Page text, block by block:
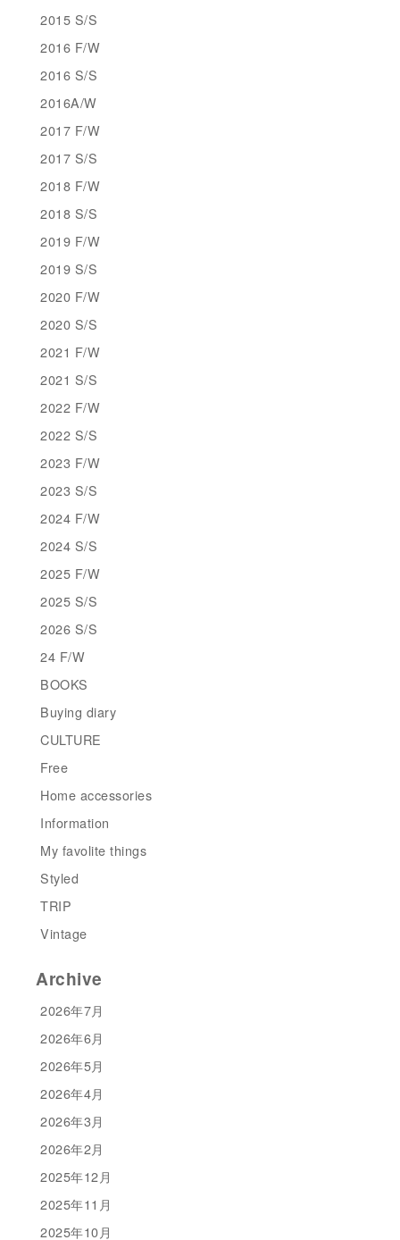
2015 S/S
2016 F/W
2016 S/S
2016A/W
2017 F/W
2017 S/S
2018 F/W
2018 S/S
2019 F/W
2019 S/S
2020 F/W
2020 S/S
2021 F/W
2021 S/S
2022 F/W
2022 S/S
2023 F/W
2023 S/S
2024 F/W
2024 S/S
2025 F/W
2025 S/S
2026 S/S
24 F/W
BOOKS
Buying diary
CULTURE
Free
Home accessories
Information
My favolite things
Styled
TRIP
Vintage
Archive
2026年7月
2026年6月
2026年5月
2026年4月
2026年3月
2026年2月
2025年12月
2025年11月
2025年10月